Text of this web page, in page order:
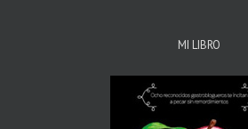
MI LIBRO